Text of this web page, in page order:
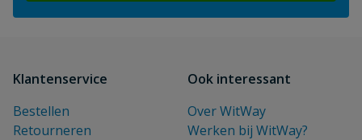
Klantenservice
Bestellen
Retourneren
Ook interessant
Over WitWay
Werken bij WitWay?